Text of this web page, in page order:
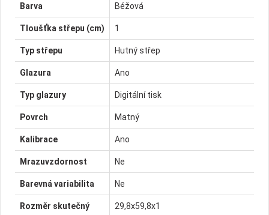
Barva Béžová
Tloušťka střepu (cm) 1
Typ střepu Hutný střep
Glazura Ano
Typ glazury Digitální tisk
Povrch Matný
Kalibrace Ano
Mrazuvzdornost Ne
Barevná variabilita Ne
Rozměr skutečný 29,8x59,8x1